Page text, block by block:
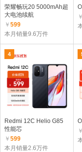
荣耀畅玩20 5000mAh超
大电池续航
￥ 599
本月销量9.6万件
￥
4
Redmi 12C Helio G85
性能芯
￥ 599
本月销量2.6万件
￥